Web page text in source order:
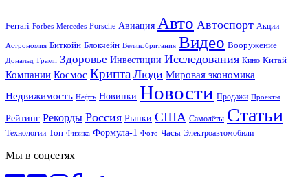
Ferrari Forbes Mercedes Porsche Авиация Авто Автоспорт Акции
Астрономия Биткойн Блокчейн Великобритания Видео Вооружение
Дональд Трамп Здоровье Инвестиции Исследования Кино Китай
Компании Космос Крипта Люди Мировая экономика
Недвижимость Нефть Новинки Новости Продажи Проекты
Рейтинг Рекорды Россия Рынки США Самолёты Статьи
Технологии Топ Физика Формула-1 Фото Часы Электроавтомобили
Мы в соцсетях